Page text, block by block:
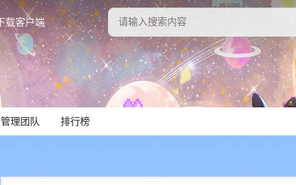
载客户端
管理团队 排行榜